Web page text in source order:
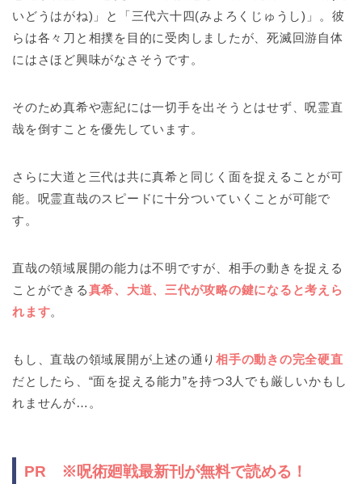
いどうはがね)」と「三代六十四(みよろくじゅうし)」。彼
らは各々刀と相撲を目的に受肉しましたが、死滅回游自体
にはさほど興味がなさそうです。
そのため真希や憲紀には一切手を出そうとはせず、呪霊直
哉を倒すことを優先しています。
さらに大道と三代は共に真希と同じく面を捉えることが可
能。呪霊直哉のスピードに十分ついていくことが可能で
す。
直哉の領域展開の能力は不明ですが、相手の動きを捉える
ことができる真希、大道、三代が攻略の鍵になると考えら
れます。
もし、直哉の領域展開が上述の通り相手の動きの完全硬直
だとしたら、“面を捉える能力”を持つ3人でも厳しいかもし
れませんが…。
PR ※呪術廻戦最新刊が無料で読める！